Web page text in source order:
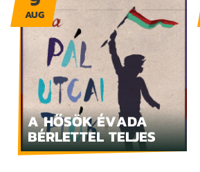
A HŐSÖK ÉVADA
BÉRLETTEL TELJES
AUG